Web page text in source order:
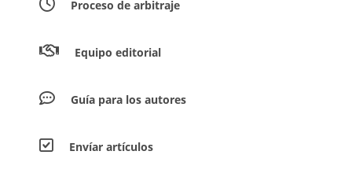
Proceso de arbitraje
Equipo editorial
Guía para los autores
Envíar artículos